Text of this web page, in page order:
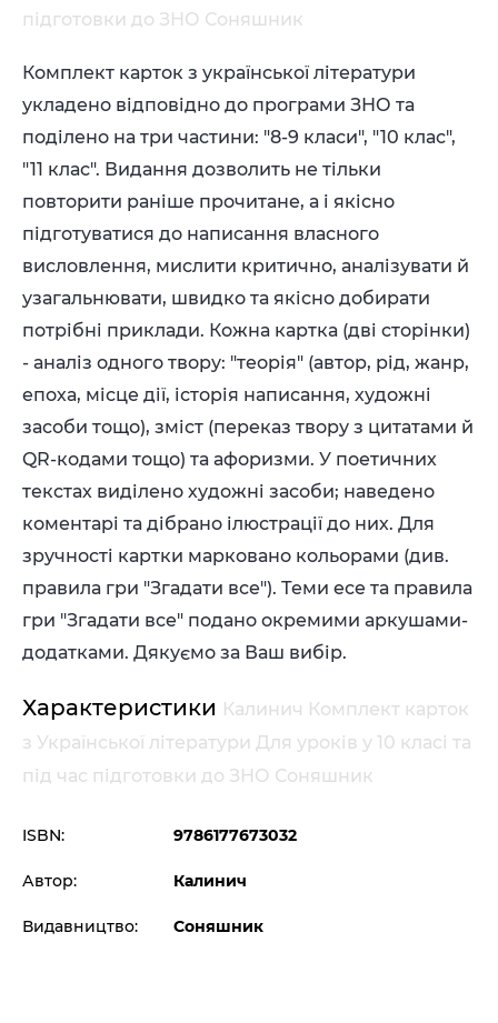
підготовки до ЗНО Соняшник
Комплект карток з української літератури
укладено відповідно до програми ЗНО та
поділено на три частини: "8-9 класи", "10 клас",
"11 клас". Видання дозволить не тільки
повторити раніше прочитане, а і якісно
підготуватися до написання власного
висловлення, мислити критично, аналізувати й
узагальнювати, швидко та якісно добирати
потрібні приклади. Кожна картка (дві сторінки)
- аналіз одного твору: "теорія" (автор, рід, жанр,
епоха, місце дії, історія написання, художні
засоби тощо), зміст (переказ твору з цитатами й
QR-кодами тощо) та афоризми. У поетичних
текстах виділено художні засоби; наведено
коментарі та дібрано ілюстрації до них. Для
зручності картки марковано кольорами (див.
правила гри "Згадати все"). Теми есе та правила
гри "Згадати все" подано окремими аркушами-
додатками. Дякуємо за Ваш вибір.
Характеристики Калинич Комплект карток
з Української літератури Для уроків у 10 класі та
під час підготовки до ЗНО Соняшник
ISBN: 9786177673032
Автор: Калинич
Видавництво: Соняшник